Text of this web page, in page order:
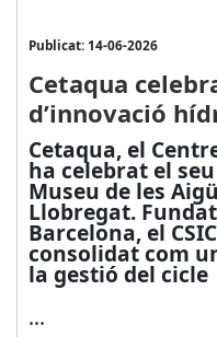
Publicat: 14-06-2026
Cetaqua
d’innovació
Cetaqua, el
ha celebrat el
Museu de les
Llobregat.
Barcelona, el
consolidat com
la gestió del cicle
...